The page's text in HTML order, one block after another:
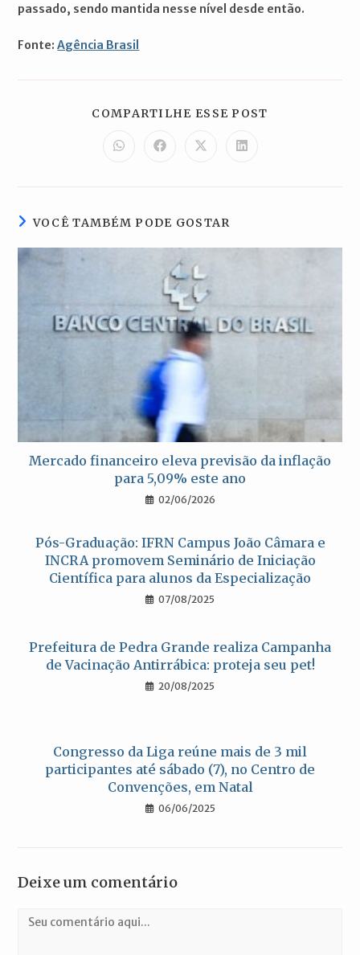
passado, sendo mantida nesse nível desde então.
Fonte:Agência Brasil
COMPARTILHE ESSE POST
Abre
em
nova
Abre
em
nova
Abre
em
nova
Abre
em
nova
VOCÊ TAMBÉM PODE GOSTAR
Mercado financeiro eleva previsão da inflação
para 5,09% este ano
02/06/2026
Pós-Graduação: IFRN Campus João Câmara e
INCRA promovem Seminário de Iniciação
Científica para alunos da Especialização
07/08/2025
Prefeitura de Pedra Grande realiza Campanha
de Vacinação Antirrábica: proteja seu pet!
20/08/2025
Congresso da Liga reúne mais de 3 mil
participantes até sábado (7), no Centro de
Convenções, em Natal
06/06/2025
Deixe um comentário
Comentário